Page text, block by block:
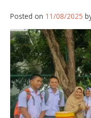
Posted on 11/08/2025